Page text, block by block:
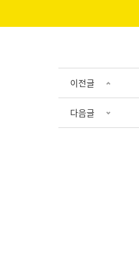
이전글
다음글